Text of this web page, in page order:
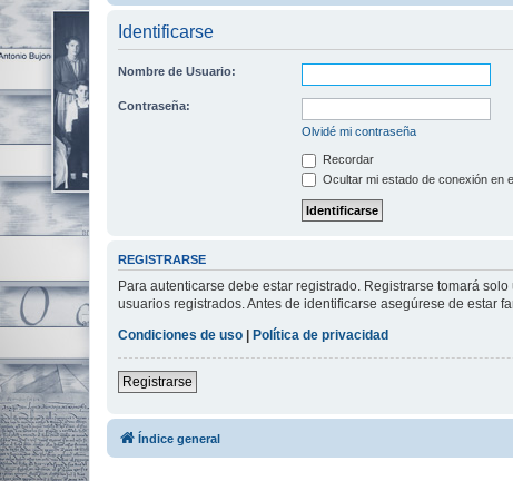
Identificarse
Nombre de Usuario:
Contraseña:
Olvidé mi contraseña
Recordar
Ocultar mi estado de conexión en
REGISTRARSE
Para autenticarse debe estar registrado. Registrarse tomará
usuarios registrados. Antes de identificarse asegúrese de estar
Condiciones de uso | Política de privacidad
Registrarse
Índice general